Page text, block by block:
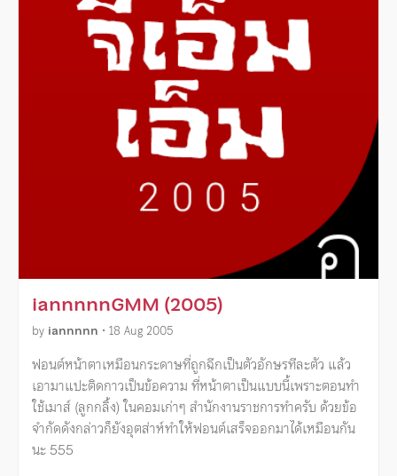
iannnnnGMM (2005)
by iannnnn • 18 Aug 2005
ฟอนต์หน้าตาเหมือนกระดาษที่ถูกฉีกเป็นตัวอักษรทีละตัว แล้ว
เอามาแปะติดกาวเป็นข้อความ ที่หน้าตาเป็นแบบนี้เพราะตอนทำ
ใช้เมาส์ (ลูกกลิ้ง) ในคอมเก่าๆ สำนักงานราชการทำครับ ด้วยข้อ
จำกัดดังกล่าวก็ยังอุตส่าห์ทำให้ฟอนต์เสร็จออกมาได้เหมือนกัน
นะ 555